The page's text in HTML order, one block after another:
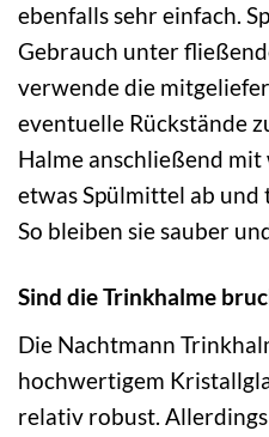
ebenfalls sehr einfach.
Gebrauch unter
verwende die
eventuelle Rückstände
Halme anschließend
etwas Spülmittel ab und
So bleiben sie sauber
Sind die Trinkhalme
Die Nachtmann
hochwertigem
relativ robust.